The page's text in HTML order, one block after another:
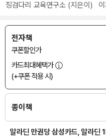
징검다리 교육연구소 (지은이)
전자책
쿠폰할인가
카드최대혜택가
(+쿠폰 적용 시)
종이책
알라딘 만권당 삼성카드, 알라딘